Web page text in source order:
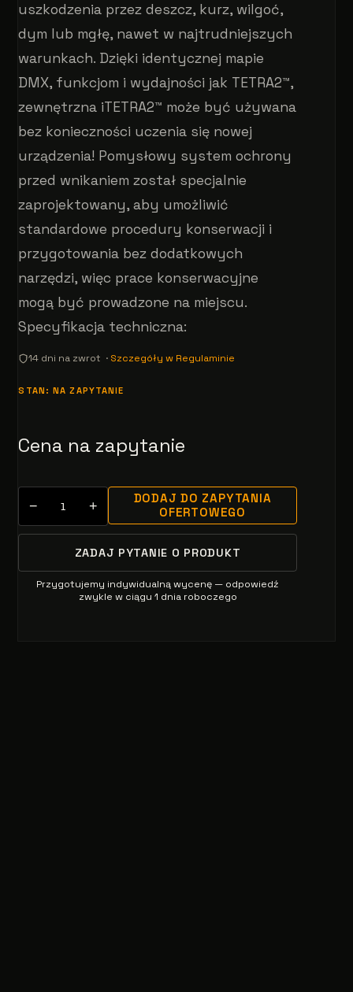
uszkodzenia przez deszcz, kurz, wilgoć,
dym lub mgłę, nawet w najtrudniejszych
warunkach. Dzięki identycznej mapie
DMX, funkcjom i wydajności jak TETRA2™,
zewnętrzna iTETRA2™ może być używana
bez konieczności uczenia się nowej
urządzenia! Pomysłowy system ochrony
przed wnikaniem został specjalnie
zaprojektowany, aby umożliwić
standardowe procedury konserwacji i
przygotowania bez dodatkowych
narzędzi, więc prace konserwacyjne
mogą być prowadzone na miejscu.
Specyfikacja techniczna:
14 dni na zwrot · Szczegóły w Regulaminie
STAN: NA ZAPYTANIE
Cena na zapytanie
− +
DODAJ DO ZAPYTANIA
OFERTOWEGO
ZADAJ PYTANIE O PRODUKT
Przygotujemy indywidualną wycenę — odpowiedź
zwykle w ciągu 1 dnia roboczego